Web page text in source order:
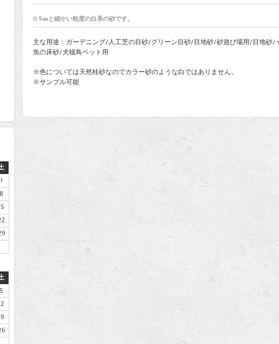
0.9㎜と細かい粒度の白系の砂です。
主な用途：ガーデニング/人工芝の目砂/グリーン目砂/目地砂/砂遊び場用/目地砂/
魚の床砂/犬猫鳥ペット用
※色については天然桂砂なのでカラー砂のような白ではありません。
※サンプル可能
1
8
5